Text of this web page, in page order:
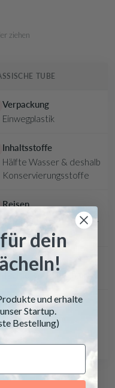
ziehen
TUBE
Verpackung
Einwegplastik
Inhaltsstoffe
Hälfte Wasser & deshalb
Konservierungsstoffe
Reisen
Flüssig, kann auslaufen &
nicht ins Handgepäck
Reicht für
1.5 Monate (im Schnitt)
Produktion
Meist im Ausland
dein
und erhalte
Startup.
Bestellung)